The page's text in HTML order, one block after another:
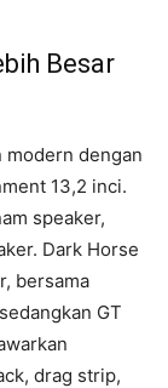
Besar
modern dengan
13,2 inci.
speaker,
Dark Horse
bersama
GT
drag strip,